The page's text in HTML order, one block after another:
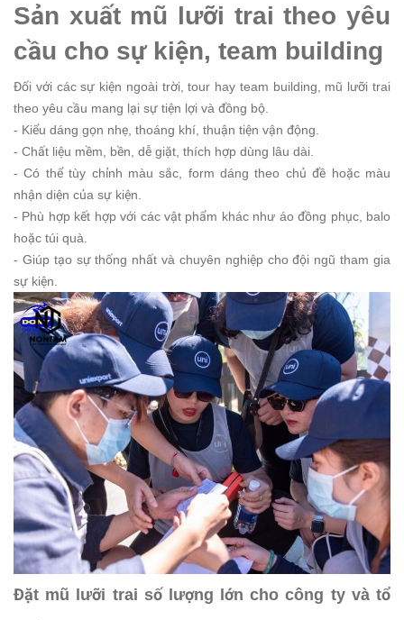
Sản xuất mũ lưỡi trai theo yêu
cầu cho sự kiện, team building
Đối với các sự kiện ngoài trời, tour hay team building, mũ lưỡi trai
theo yêu cầu mang lại sự tiện lợi và đồng bộ.
- Kiểu dáng gọn nhẹ, thoáng khí, thuận tiện vận động.
- Chất liệu mềm, bền, dễ giặt, thích hợp dùng lâu dài.
- Có thể tùy chỉnh màu sắc, form dáng theo chủ đề hoặc màu
nhận diện của sự kiện.
- Phù hợp kết hợp với các vật phẩm khác như áo đồng phục, balo
hoặc túi quà.
- Giúp tạo sự thống nhất và chuyên nghiệp cho đội ngũ tham gia
sự kiện.
Đặt mũ lưỡi trai số lượng lớn cho công ty và tổ